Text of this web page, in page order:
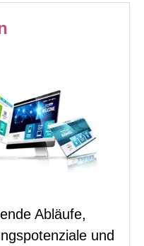
Abläufe,
und